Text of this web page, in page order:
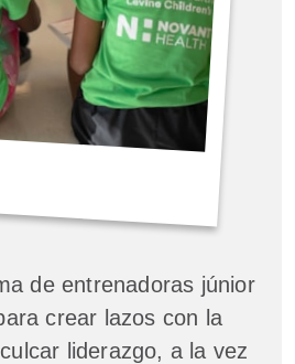
de entrenadoras júnior
crear lazos con la
liderazgo, a la vez